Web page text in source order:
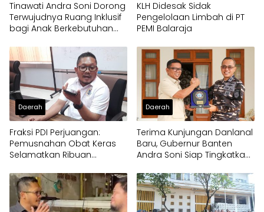
Tinawati Andra Soni Dorong
Terwujudnya Ruang Inklusif
bagi Anak Berkebutuhan
KLH Didesak Sidak
Pengelolaan Limbah di PT
PEMI Balaraja
Daerah
Fraksi PDI Perjuangan:
Pemusnahan Obat Keras
Selamatkan Ribuan
Daerah
Terima Kunjungan Danlanal
Baru, Gubernur Banten
Andra Soni Siap Tingkatkan